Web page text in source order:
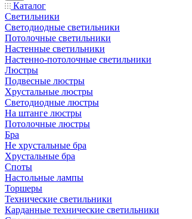
Каталог
Светильники
Светодиодные светильники
Потолочные светильники
Настенные светильники
Настенно-потолочные светильники
Люстры
Подвесные люстры
Хрустальные люстры
Светодиодные люстры
На штанге люстры
Потолочные люстры
Бра
Не хрустальные бра
Хрустальные бра
Споты
Настольные лампы
Торшеры
Технические светильники
Карданные технические светильники